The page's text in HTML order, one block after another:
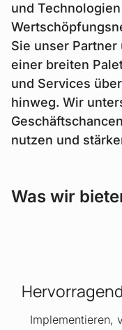
und
Sie unser
einer breiten
und Services
hinweg. Wir
nutzen und
Was wir
Implementieren,